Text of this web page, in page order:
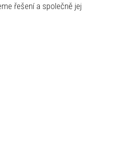
řešení a společně jej